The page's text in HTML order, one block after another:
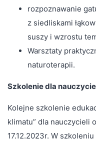
rozpoznawanie
z siedliskami
suszy i wzrostu
Warsztaty
naturoterapii.
Szkolenie dla
Kolejne szkolenie
klimatu” dla nauczycieli
17.12.2023r. W szkoleniu